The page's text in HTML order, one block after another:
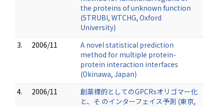
the proteins of unknown function
(STRUBI, WTCHG, Oxford
University)
3.
2006/11
A novel statistical prediction
method for multiple protein-
protein interaction interfaces
(Okinawa, Japan)
4.
2006/11
創薬標的としてのGPCRsオリゴマー化
と、そ のインターフェイス予測 (東京,